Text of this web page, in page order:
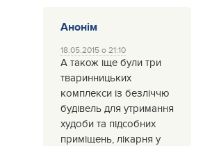
Анонім
18.05.2015 о 21:10
А також іще були три
тваринницьких
комплекси із безліччю
будівель для утримання
худоби та підсобних
приміщень, лікарня у